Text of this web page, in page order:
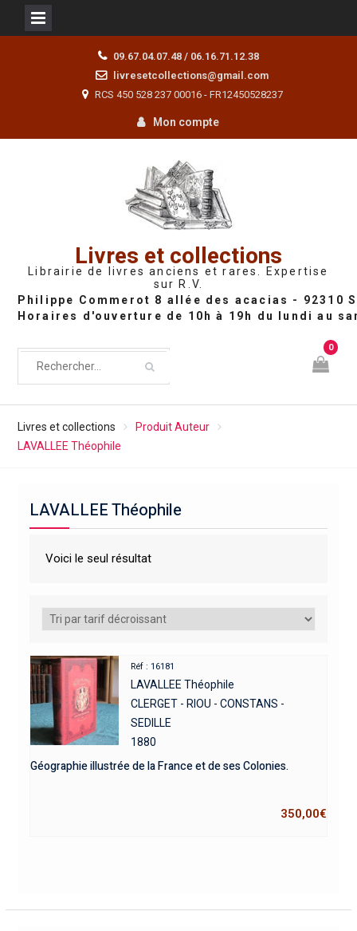
09.67.04.07.48 / 06.16.71.12.38
livresetcollections@gmail.com
RCS 450 528 237 00016 - FR12450528237
Mon compte
Livres et collections
Librairie de livres anciens et rares. Expertise
sur R.V.
0
Livres et collections
Produit Auteur
LAVALLEE Théophile
LAVALLEE Théophile
Voici le seul résultat
Réf : 16181
LAVALLEE Théophile
CLERGET - RIOU - CONSTANS -
SEDILLE
1880
Géographie illustrée de la France et de ses Colonies.
350,00€